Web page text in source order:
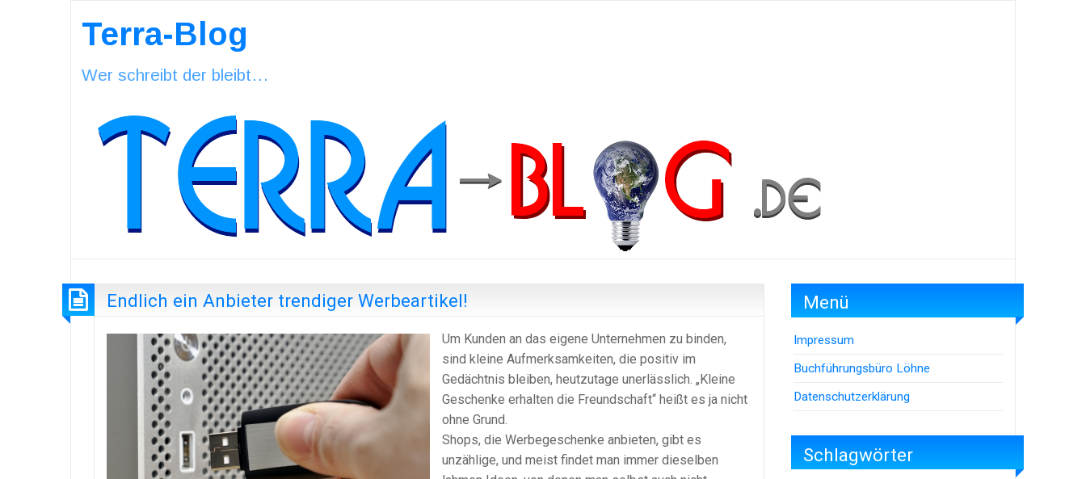
Terra-Blog
Wer schreibt der bleibt…
Endlich ein Anbieter trendiger Werbeartikel!
Um Kunden an das eigene Unternehmen zu binden,
sind kleine Aufmerksamkeiten, die positiv im
Gedächtnis bleiben, heutzutage unerlässlich. „Kleine
Geschenke erhalten die Freundschaft“ heißt es ja nicht
ohne Grund.
Shops, die Werbegeschenke anbieten, gibt es
unzählige, und meist findet man immer dieselben
Menü
Impressum
Buchführungsbüro Löhne
Datenschutzerklärung
Schlagwörter